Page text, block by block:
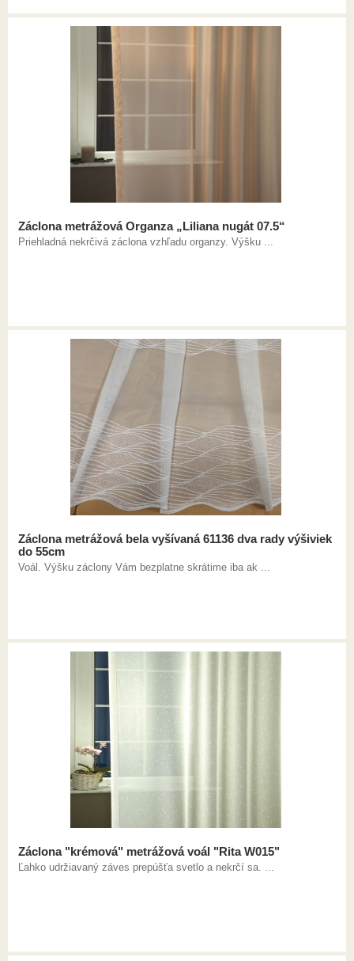
Záclona metrážová Organza „Liliana nugát 07.5“
Priehladná nekrčivá záclona vzhľadu organzy. Výšku ...
Záclona metrážová bela vyšívaná 61136 dva rady výšiviek
do 55cm
Voál. Výšku záclony Vám bezplatne skrátime iba ak ...
Záclona "krémová" metrážová voál "Rita W015"
Ľahko udržiavaný záves prepúšťa svetlo a nekrčí sa. ...